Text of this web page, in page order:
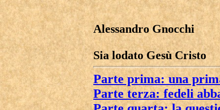
Alessandro Gnocchi
Sia lodato Gesù Cristo
Parte prima: una
Parte terza: fedeli